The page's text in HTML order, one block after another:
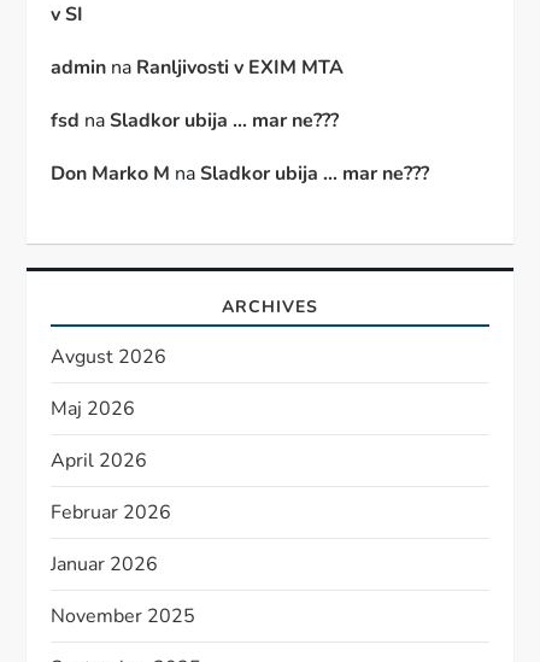
v SI
admin na Ranljivosti v EXIM MTA
fsd naSladkor ubija … mar ne???
Don Marko M naSladkor ubija … mar ne???
ARCHIVES
Avgust 2026
Maj 2026
April 2026
Februar 2026
Januar 2026
November 2025